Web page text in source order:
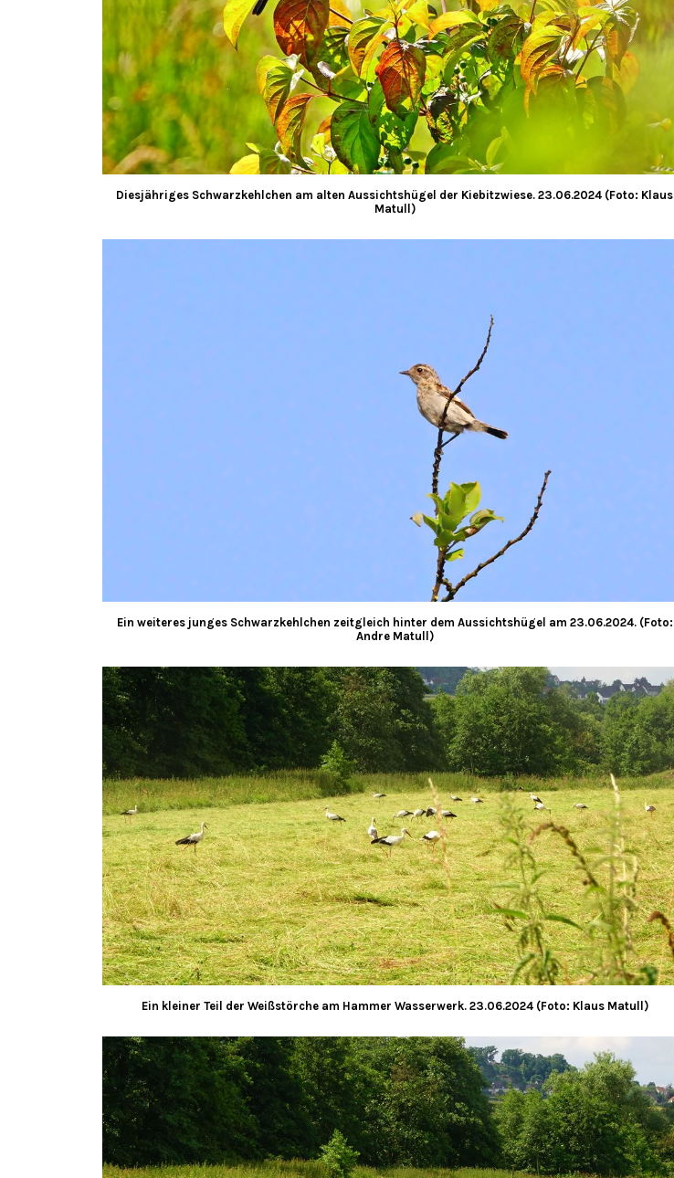
Diesjähriges Schwarzkehlchen am alten Aussichtshügel der Kiebitzwiese. 23.06.2024 (Foto: Klaus
Matull)
Ein weiteres junges Schwarzkehlchen zeitgleich hinter dem Aussichtshügel am 23.06.2024. (Foto:
Andre Matull)
Ein kleiner Teil der Weißstörche am Hammer Wasserwerk. 23.06.2024 (Foto: Klaus Matull)